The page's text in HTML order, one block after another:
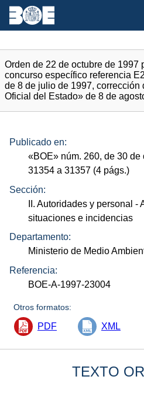
Orden de 22 de octubre de 1997
concurso específico referencia
de 8 de julio de 1997, corrección
Oficial del Estado» de 8 de
Publicado en:
«BOE» núm. 260, de 30 de
31354 a 31357 (4 págs.)
Sección:
II. Autoridades y personal -
situaciones e incidencias
Departamento:
Ministerio de Medio
Referencia:
BOE-A-1997-23004
Otros formatos:
PDF XML
TEXTO